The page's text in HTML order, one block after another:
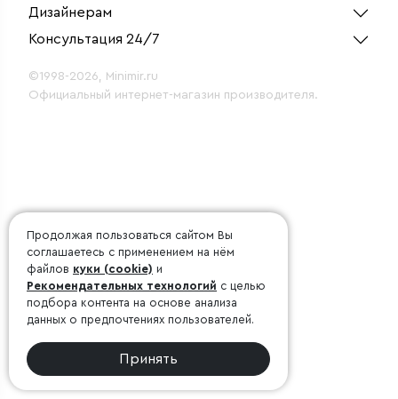
Дизайнерам
Консультация 24/7
©1998-2026, Minimir.ru
Официальный интернет-магазин производителя.
Продолжая пользоваться сайтом Вы
соглашаетесь с применением на нём
файлов куки (cookie) и
Рекомендательных технологий с целью
подбора контента на основе анализа
данных о предпочтениях пользователей.
Принять